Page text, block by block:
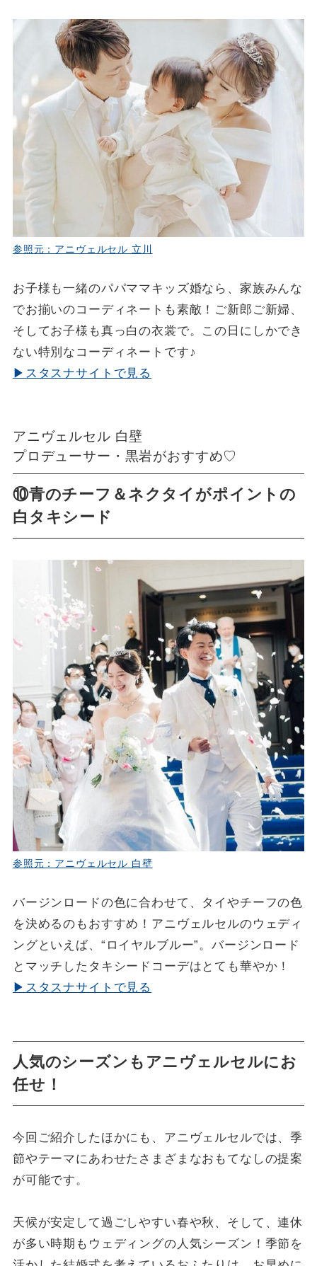
参照元：アニヴェルセル 立川
お子様も一緒のパパママキッズ婚なら、家族みんな
でお揃いのコーディネートも素敵！ご新郎ご新婦、
そしてお子様も真っ白の衣裳で。この日にしかでき
ない特別なコーディネートです♪
▶スタスナサイトで見る
アニヴェルセル 白壁
プロデューサー・黒岩がおすすめ♡
⑩青のチーフ＆ネクタイがポイントの
白タキシード
参照元：アニヴェルセル 白壁
バージンロードの色に合わせて、タイやチーフの色
を決めるのもおすすめ！アニヴェルセルのウェディ
ングといえば、“ロイヤルブルー”。バージンロード
とマッチしたタキシードコーデはとても華やか！
▶スタスナサイトで見る
人気のシーズンもアニヴェルセルにお
任せ！
今回ご紹介したほかにも、アニヴェルセルでは、季
節やテーマにあわせたさまざまなおもてなしの提案
が可能です。
天候が安定して過ごしやすい春や秋、そして、連休
が多い時期もウェディングの人気シーズン！季節を